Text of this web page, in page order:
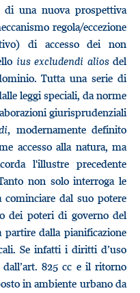
di una nuova prospettiva
regola/eccezione
di accesso dei non
ius excludendi aliosdel
Tutta una serie di
leggi speciali, da norme
giurisprudenziali
, modernamente definito
accesso alla natura, ma
l'illustre precedente
non solo interroga le
dal suo potere
dei poteri di governo del
dalla pianificazione
Se infatti i diritti d’uso
825 cc e il ritorno
in ambiente urbano da